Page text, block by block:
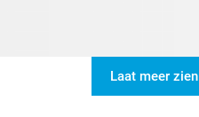
Laat meer zien